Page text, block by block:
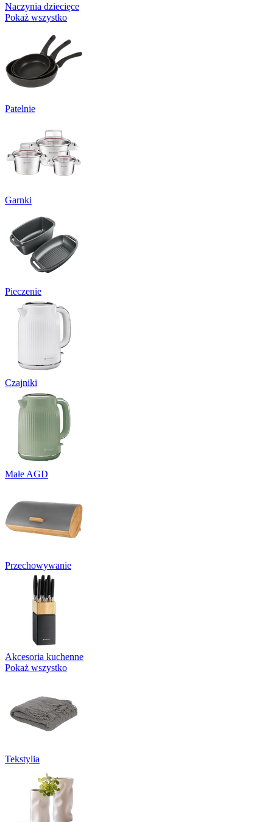
Naczynia dziecięce
Pokaż wszystko
Patelnie
Garnki
Pieczenie
Czajniki
Małe AGD
Przechowywanie
Akcesoria kuchenne
Pokaż wszystko
Tekstylia